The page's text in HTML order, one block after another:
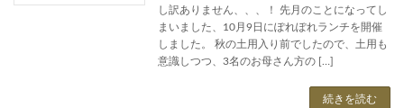
し訳ありません、、、！ 先月のことになってし
まいました、10月9日にぽれぽれランチを開催
しました。 秋の土用入り前でしたので、土用も
意識しつつ、3名のお母さん方の […]
続きを読む